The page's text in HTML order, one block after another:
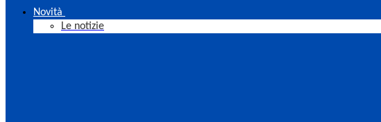
Novità
Le notizie